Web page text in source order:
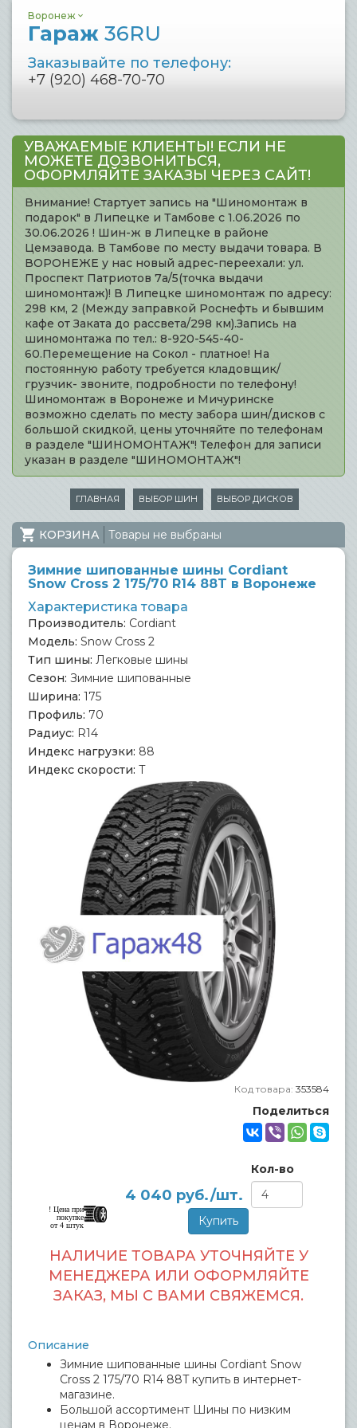
Воронеж
Гараж 36RU
Заказывайте по телефону:
+7 (920) 468-70-70
УВАЖАЕМЫЕ КЛИЕНТЫ! ЕСЛИ НЕ
МОЖЕТЕ ДОЗВОНИТЬСЯ,
ОФОРМЛЯЙТЕ ЗАКАЗЫ ЧЕРЕЗ САЙТ!
Внимание! Стартует запись на "Шиномонтаж в
подарок" в Липецке и Тамбове с 1.06.2026 по
30.06.2026 ! Шин-ж в Липецке в районе
Цемзавода. В Тамбове по месту выдачи товара. В
ВОРОНЕЖЕ у нас новый адрес-переехали: ул.
Проспект Патриотов 7а/5(точка выдачи
шиномонтаж)! В Липецке шиномонтаж по адресу:
298 км, 2 (Между заправкой Роснефть и бывшим
кафе от Заката до рассвета/298 км).Запись на
шиномонтажа по тел.: 8-920-545-40-
60.Перемещение на Сокол - платное! На
постоянную работу требуется кладовщик/
грузчик- звоните, подробности по телефону!
Шиномонтаж в Воронеже и Мичуринске
возможно сделать по месту забора шин/дисков с
большой скидкой, цены уточняйте по телефонам
в разделе "ШИНОМОНТАЖ"! Телефон для записи
указан в разделе "ШИНОМОНТАЖ"!
ГЛАВНАЯ ВЫБОР ШИН ВЫБОР ДИСКОВ
КОРЗИНА Товары не выбраны
Зимние шипованные шины Cordiant
Snow Cross 2 175/70 R14 88T в Воронеже
Характеристика товара
Производитель: Cordiant
Модель: Snow Cross 2
Тип шины: Легковые шины
Сезон: Зимние шипованные
Ширина: 175
Профиль: 70
Радиус: R14
Индекс нагрузки: 88
Индекс скорости: T
Код товара: 353584
Поделиться
! Цена при
покупке
от 4 штук
4 040 руб./шт.
Кол-во
НАЛИЧИЕ ТОВАРА УТОЧНЯЙТЕ У
МЕНЕДЖЕРА ИЛИ ОФОРМЛЯЙТЕ
ЗАКАЗ, МЫ С ВАМИ СВЯЖЕМСЯ.
Описание
Зимние шипованные шины Cordiant Snow
Cross 2 175/70 R14 88T купить в интернет-
магазине.
Большой ассортимент Шины по низким
ценам в Воронеже.